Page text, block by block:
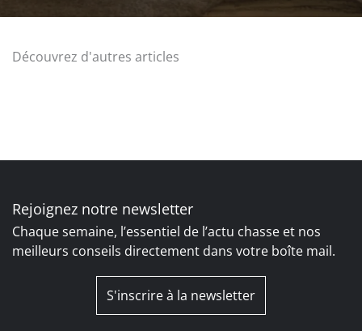
Découvrez d'autres articles
Rejoignez notre newsletter
Chaque semaine, l’essentiel de l’actu chasse et nos
meilleurs conseils directement dans votre boîte mail.
S'inscrire à la newsletter